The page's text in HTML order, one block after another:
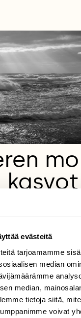
evästeitä
tarjoamamme
median
median,
tietoja siitä,
voivat
kasvot
Pekka
Kilpailun